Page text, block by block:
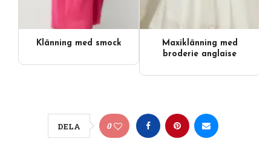
Videoinnehåll
Klänning med smock
Maxiklänning med
broderie anglaise
DELA 0